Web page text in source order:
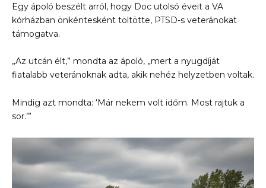
Egy ápoló beszélt arról, hogy Doc utolsó éveit a VA
kórházban önkéntesként töltötte, PTSD-s veteránokat
támogatva.
„Az utcán élt,” mondta az ápoló, „mert a nyugdíját
fiatalabb veteránoknak adta, akik nehéz helyzetben voltak.
Mindig azt mondta: ‘Már nekem volt időm. Most rajtuk a
sor.’”